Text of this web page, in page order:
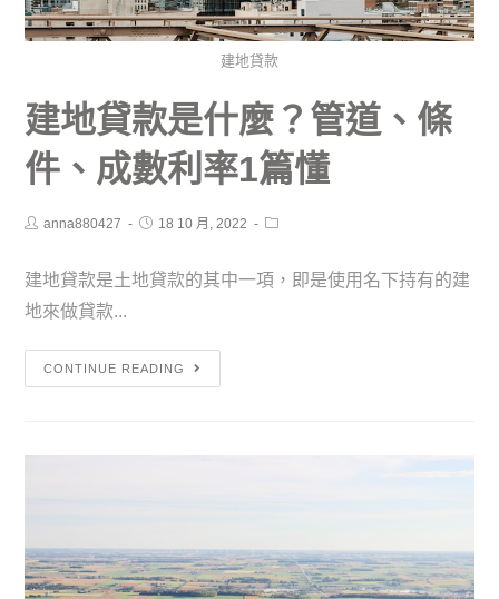
建地貸款
建地貸款是什麼？管道、條
件、成數利率1篇懂
anna880427 18 10 月, 2022
建地貸款是土地貸款的其中一項，即是使用名下持有的建
地來做貸款...
CONTINUE READING